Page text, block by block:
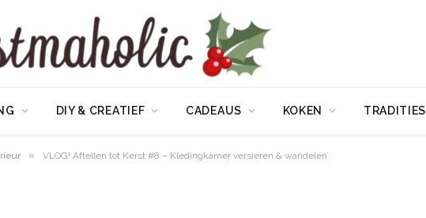
DIY & CREATIEF CADEAUS KOKEN TRADITIES
» VLOG! Aftellen tot Kerst #8 – Kledingkamer versieren & wandelen